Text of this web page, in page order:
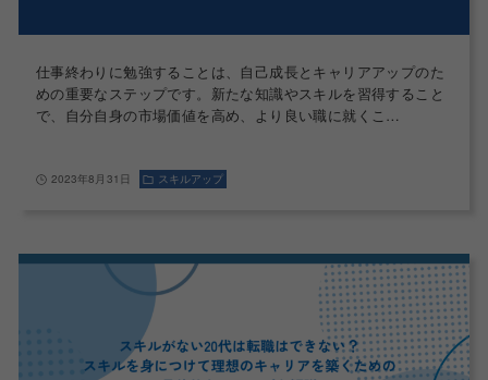
仕事終わりに勉強することは、自己成長とキャリアアップのた
めの重要なステップです。新たな知識やスキルを習得すること
で、自分自身の市場価値を高め、より良い職に就くこ…
2023年8月31日 スキルアップ